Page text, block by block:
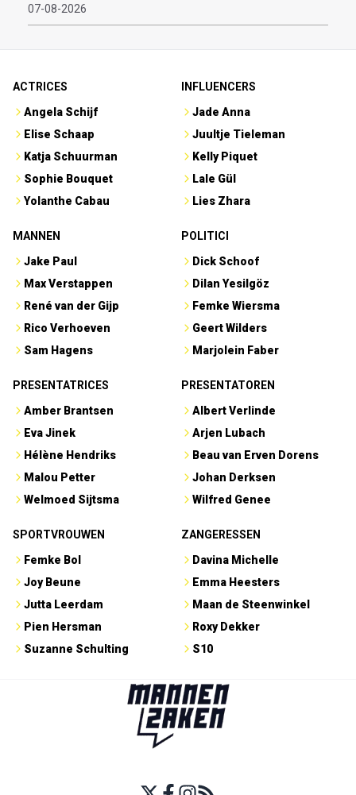
07-08-2026
ACTRICES
Angela Schijf
Elise Schaap
Katja Schuurman
Sophie Bouquet
Yolanthe Cabau
INFLUENCERS
Jade Anna
Juultje Tieleman
Kelly Piquet
Lale Gül
Lies Zhara
MANNEN
Jake Paul
Max Verstappen
René van der Gijp
Rico Verhoeven
Sam Hagens
POLITICI
Dick Schoof
Dilan Yesilgöz
Femke Wiersma
Geert Wilders
Marjolein Faber
PRESENTATRICES
Amber Brantsen
Eva Jinek
Hélène Hendriks
Malou Petter
Welmoed Sijtsma
PRESENTATOREN
Albert Verlinde
Arjen Lubach
Beau van Erven Dorens
Johan Derksen
Wilfred Genee
SPORTVROUWEN
Femke Bol
Joy Beune
Jutta Leerdam
Pien Hersman
Suzanne Schulting
ZANGERESSEN
Davina Michelle
Emma Heesters
Maan de Steenwinkel
Roxy Dekker
S10